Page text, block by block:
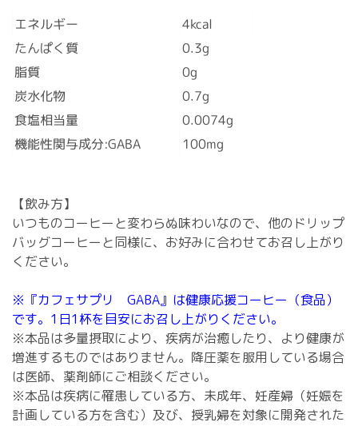
エネルギー 4kcal
たんぱく質 0.3g
脂質 0g
炭水化物 0.7g
食塩相当量 0.0074g
機能性関与成分:GABA 100mg
【飲み方】
いつものコーヒーと変わらぬ味わいなので、他のドリップ
バッグコーヒーと同様に、お好みに合わせてお召し上がり
ください。
※『カフェサプリ GABA』は健康応援コーヒー（食品）
です。1日1杯を目安にお召し上がりください。
※本品は多量摂取により、疾病が治癒したり、より健康が
増進するものではありません。降圧薬を服用している場合
は医師、薬剤師にご相談ください。
※本品は疾病に罹患している方、未成年、妊産婦（妊娠を
計画している方を含む）及び、授乳婦を対象に開発された